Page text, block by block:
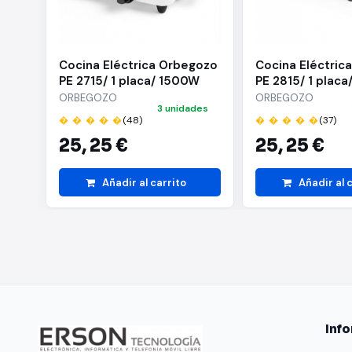
Cocina Eléctrica Orbegozo
PE 2715/ 1 placa/ 1500W
ORBEGOZO
� � � � �(48)
25,25 €
3 unidades
Añadir al carrito
Cocina
PE 2815/ 1
ORBEGOZO
� � � � �(37)
25,25 €
Añadir al